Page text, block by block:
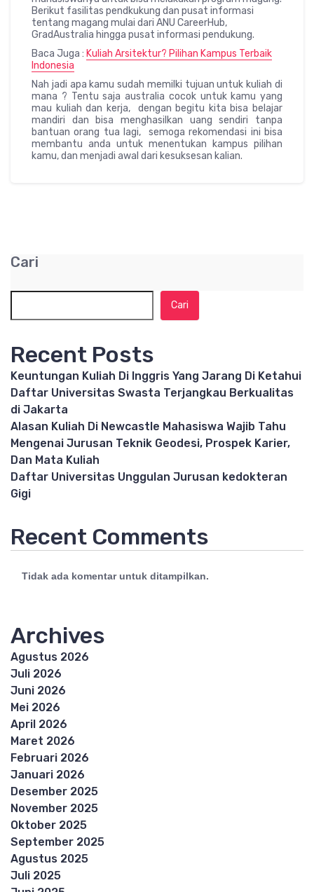
Berikut fasilitas pendkukung dan pusat informasi
tentang magang mulai dari ANU CareerHub,
GradAustralia hingga pusat informasi pendukung.
Baca Juga : Kuliah Arsitektur? Pilihan Kampus Terbaik
Indonesia
Nah jadi apa kamu sudah memilki tujuan untuk kuliah di
mana ? Tentu saja australia cocok untuk kamu yang
mau kuliah dan kerja, dengan begitu kita bisa belajar
mandiri dan bisa menghasilkan uang sendiri tanpa
bantuan orang tua lagi, semoga rekomendasi ini bisa
membantu anda untuk menentukan kampus pilihan
kamu, dan menjadi awal dari kesuksesan kalian.
Cari
Cari
Recent Posts
Keuntungan Kuliah Di Inggris Yang Jarang Di Ketahui
Daftar Universitas Swasta Terjangkau Berkualitas
di Jakarta
Alasan Kuliah Di Newcastle Mahasiswa Wajib Tahu
Mengenai Jurusan Teknik Geodesi, Prospek Karier,
Dan Mata Kuliah
Daftar Universitas Unggulan Jurusan kedokteran
Gigi
Recent Comments
Tidak ada komentar untuk ditampilkan.
Archives
Agustus 2026
Juli 2026
Juni 2026
Mei 2026
April 2026
Maret 2026
Februari 2026
Januari 2026
Desember 2025
November 2025
Oktober 2025
September 2025
Agustus 2025
Juli 2025